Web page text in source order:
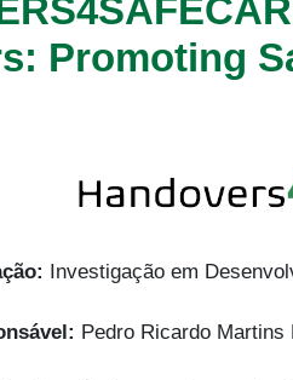
Promoting
Investigação em
Pedro Ricardo